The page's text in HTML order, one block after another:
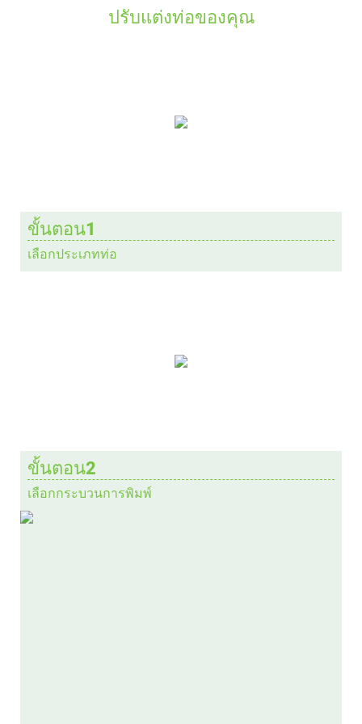
ปรับแต่งท่อของคุณ
ขั้นตอน1
เลือกประเภทท่อ
ขั้นตอน2
เลือกกระบวนการพิมพ์